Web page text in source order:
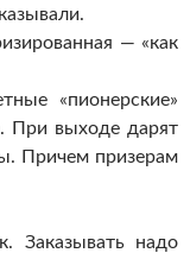
— «как
«пионерские»
При выходе дарят
Причем призерам
Заказывать надо